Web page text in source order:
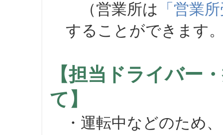
（営業所は 「営業
することができます
【担当ドライバー
て】
・運転中などのため